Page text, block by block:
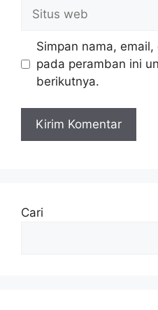
web
Simpan nama,
pada peramban ini
berikutnya.
Cari